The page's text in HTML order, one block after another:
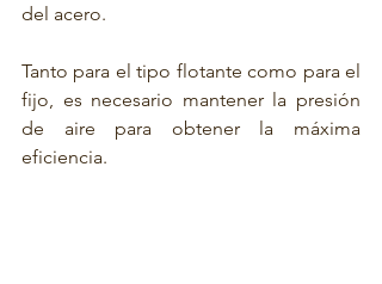
del acero.
Tanto para el tipo flotante como para el
fijo, es necesario mantener la presión
de aire para obtener la máxima
eficiencia.